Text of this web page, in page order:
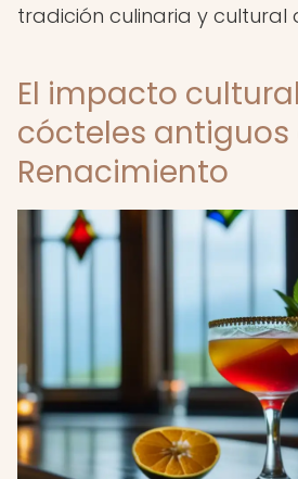
tradición culinaria y cultural
El impacto
cócteles antiguos
Renacimiento